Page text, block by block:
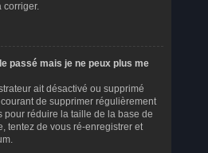
corriger.
passé mais je ne peux plus me
ait désactivé ou supprimé
de supprimer régulièrement
pour réduire la taille de la base de
tentez de vous ré-enregistrer et